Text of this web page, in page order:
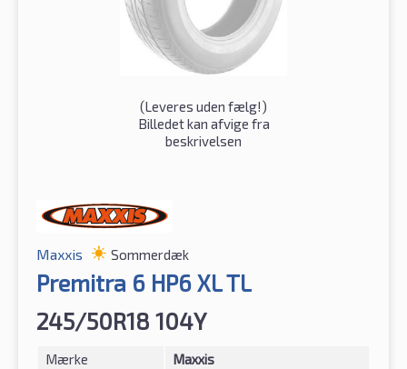
(Leveres uden fælg!)
Billedet kan afvige fra
beskrivelsen
Maxxis Sommerdæk
Premitra 6 HP6 XL TL
245/50R18 104Y
Mærke
Maxxis